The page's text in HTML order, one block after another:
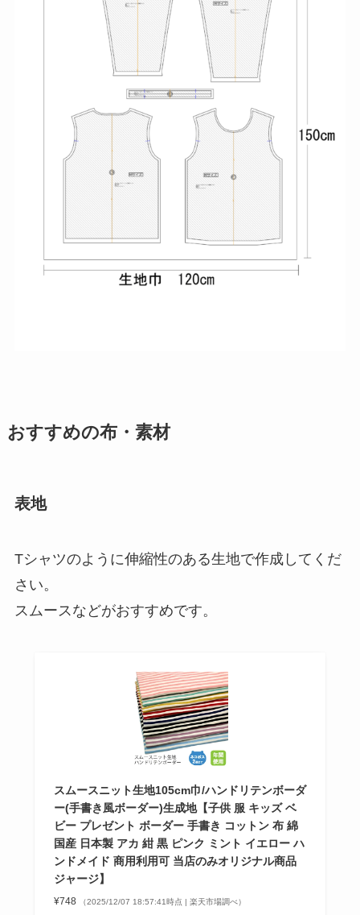
おすすめの布・素材
表地
Tシャツのように伸縮性のある生地で作成してくだ
さい。
スムースなどがおすすめです。
スムースニット生地105cm巾/ハンドリテンボーダ
ー(手書き風ボーダー)生成地【子供 服 キッズ ベ
ビー プレゼント ボーダー 手書き コットン 布 綿
国産 日本製 アカ 紺 黒 ピンク ミント イエロー ハ
ンドメイド 商用利用可 当店のみオリジナル商品
ジャージ】
¥748 （2025/12/07 18:57:41時点 | 楽天市場調べ）